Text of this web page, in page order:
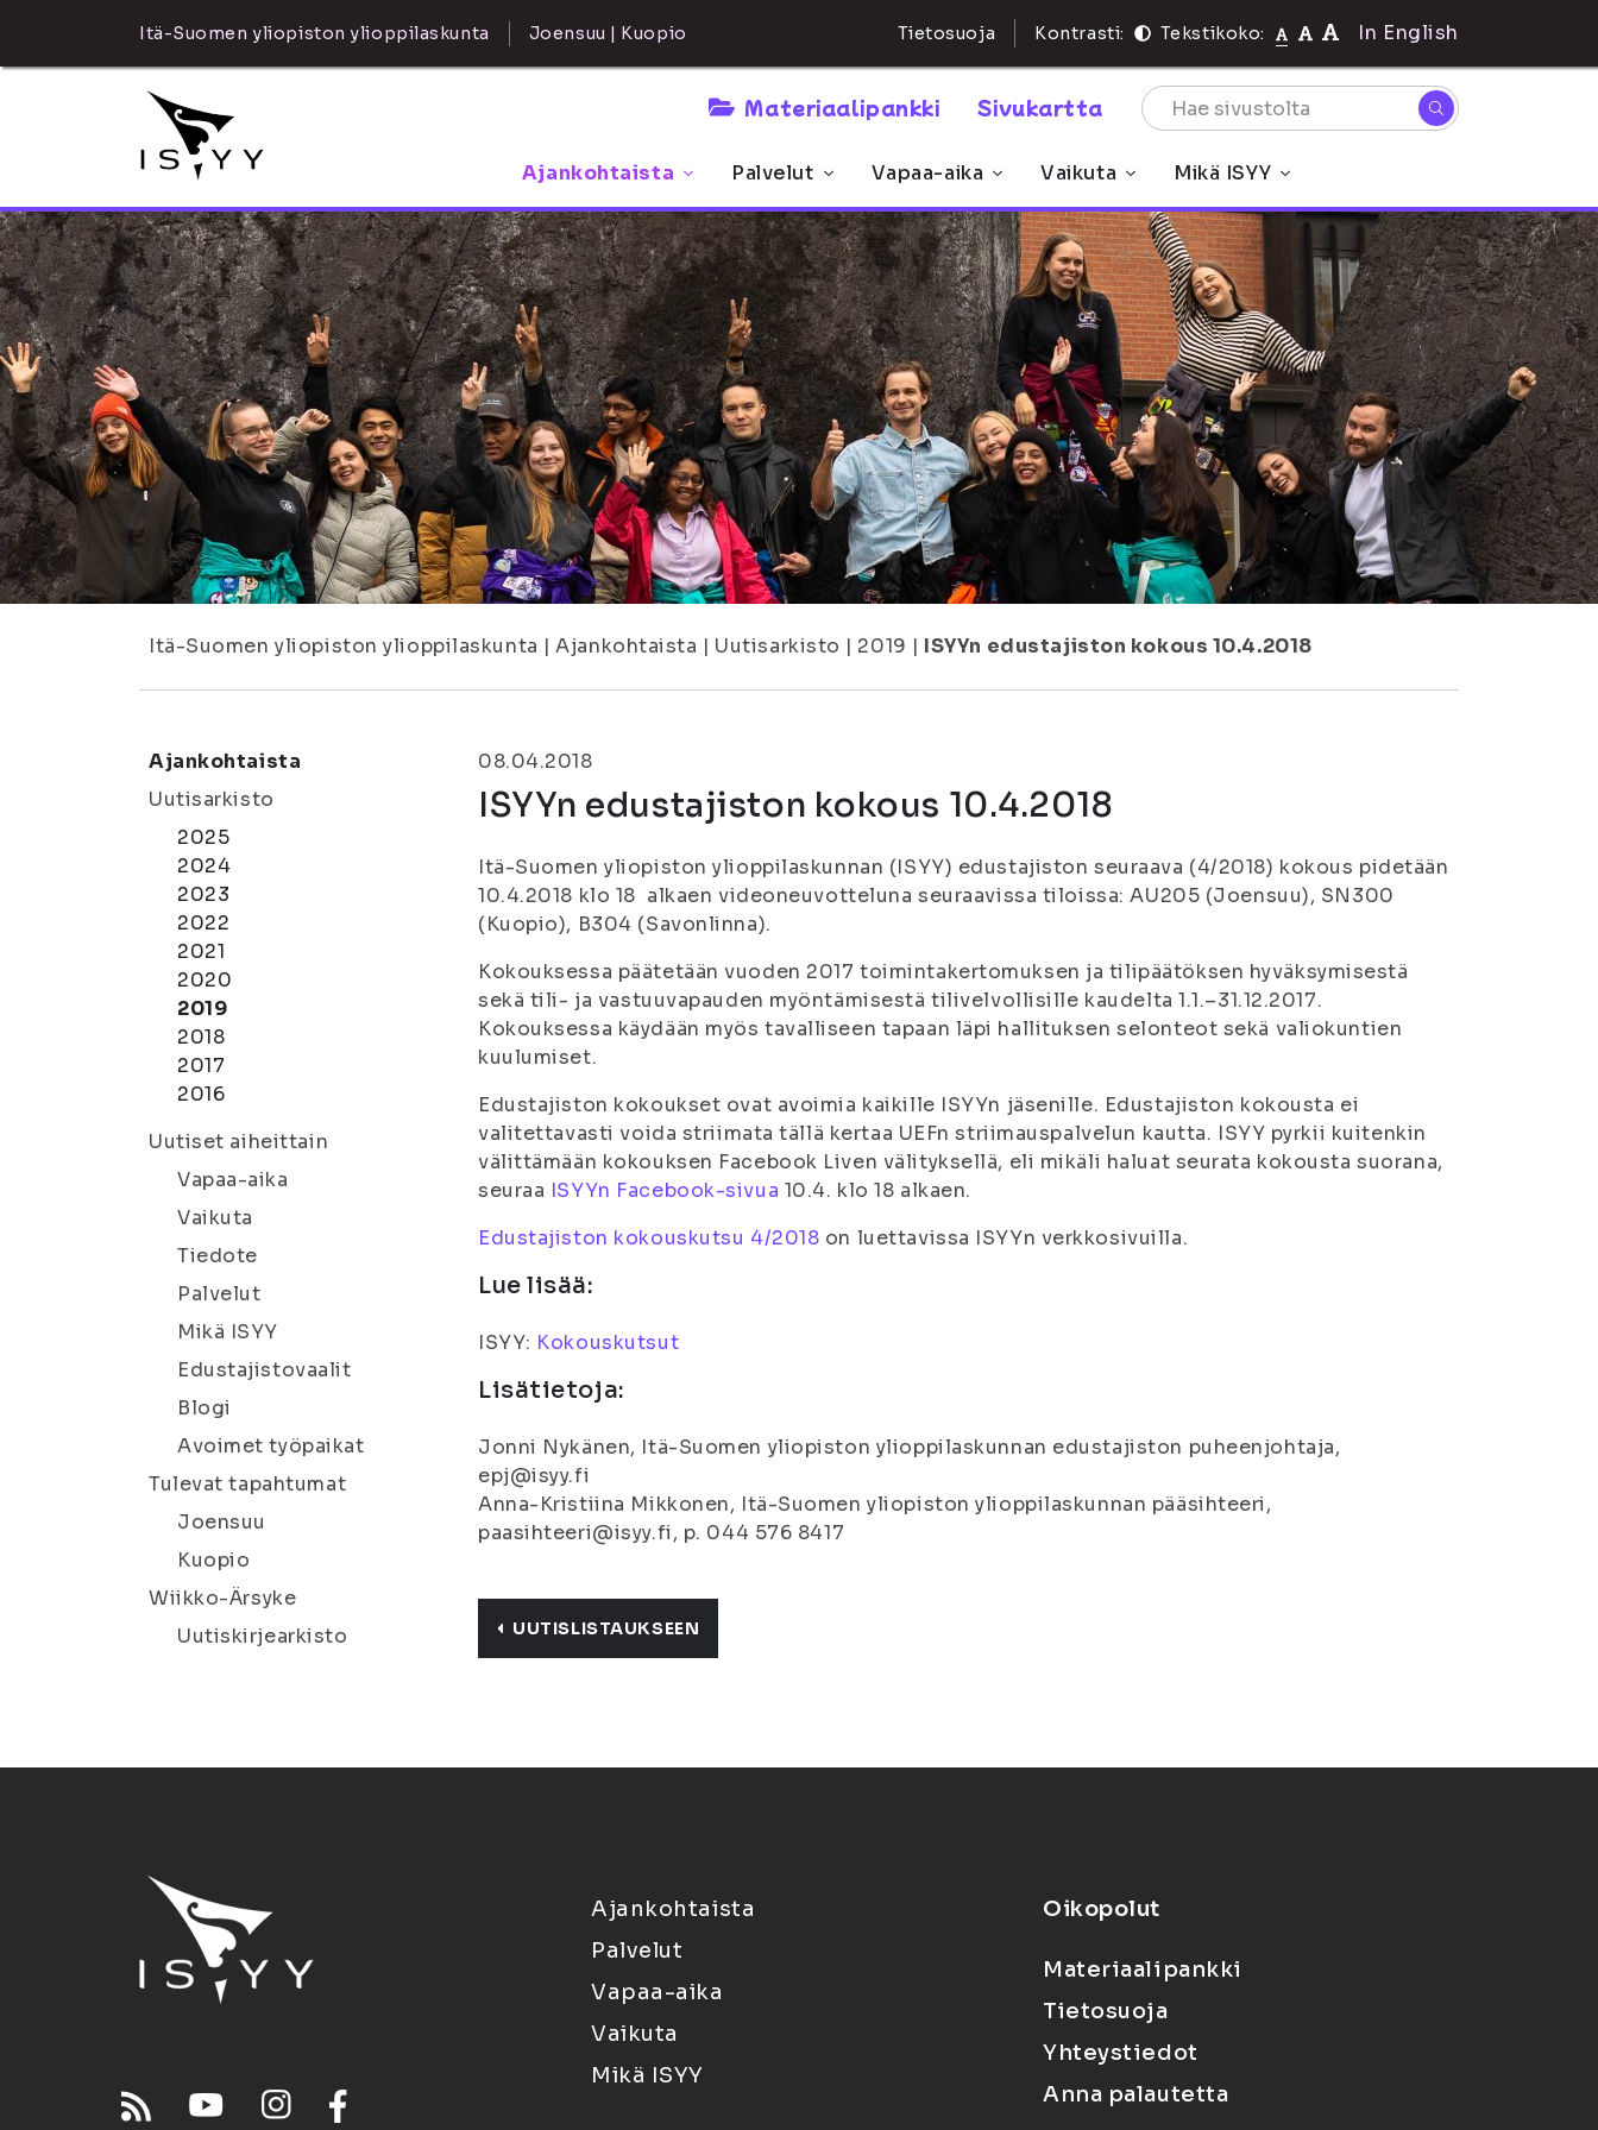
Itä-Suomen yliopiston ylioppilaskunta Joensuu | Kuopio Tietosuoja Kontrasti: Tekstikoko: In English
Materiaalipankki Sivukartta
Ajankohtaista Palvelut Vapaa-aika Vaikuta Mikä ISYY
Itä-Suomen yliopiston ylioppilaskunta | Ajankohtaista | Uutisarkisto | 2019 | ISYYn edustajiston kokous 10.4.2018
Ajankohtaista
Uutisarkisto
2025
2024
2023
2022
2021
2020
2019
2018
2017
2016
Uutiset aiheittain
Vapaa-aika
Vaikuta
Tiedote
Palvelut
Mikä ISYY
Edustajistovaalit
Blogi
Avoimet työpaikat
Tulevat tapahtumat
Joensuu
Kuopio
Wiikko-Ärsyke
Uutiskirjearkisto
08.04.2018
ISYYn edustajiston kokous 10.4.2018
Itä-Suomen yliopiston ylioppilaskunnan (ISYY) edustajiston seuraava (4/2018) kokous pidetään
10.4.2018 klo 18 alkaen videoneuvotteluna seuraavissa tiloissa: AU205 (Joensuu), SN300
(Kuopio), B304 (Savonlinna).
Kokouksessa päätetään vuoden 2017 toimintakertomuksen ja tilipäätöksen hyväksymisestä
sekä tili- ja vastuuvapauden myöntämisestä tilivelvollisille kaudelta 1.1.–31.12.2017.
Kokouksessa käydään myös tavalliseen tapaan läpi hallituksen selonteot sekä valiokuntien
kuulumiset.
Edustajiston kokoukset ovat avoimia kaikille ISYYn jäsenille. Edustajiston kokousta ei
valitettavasti voida striimata tällä kertaa UEFn striimauspalvelun kautta. ISYY pyrkii kuitenkin
välittämään kokouksen Facebook Liven välityksellä, eli mikäli haluat seurata kokousta suorana,
seuraa ISYYn Facebook-sivua 10.4. klo 18 alkaen.
Edustajiston kokouskutsu 4/2018 on luettavissa ISYYn verkkosivuilla.
Lue lisää:
ISYY: Kokouskutsut
Lisätietoja:
Jonni Nykänen, Itä-Suomen yliopiston ylioppilaskunnan edustajiston puheenjohtaja,
epj@isyy.fi
Anna-Kristiina Mikkonen, Itä-Suomen yliopiston ylioppilaskunnan pääsihteeri,
paasihteeri@isyy.fi, p. 044 576 8417
UUTISLISTAUKSEEN
Ajankohtaista
Palvelut
Vapaa-aika
Vaikuta
Mikä ISYY
Oikopolut
Materiaalipankki
Tietosuoja
Yhteystiedot
Anna palautetta